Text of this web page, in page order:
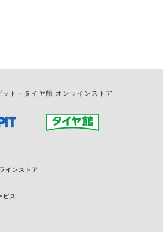
ット・タイヤ館 オンラインストア
インストア
ビス